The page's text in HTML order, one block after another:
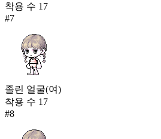
착용 수 17
#7
졸린 얼굴(여)
착용 수 17
#8